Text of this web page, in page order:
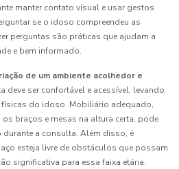
manter contato visual e usar gestos
se o idoso compreendeu as
perguntas são práticas que ajudam a
e bem informado.
de um ambiente acolhedor e
deve ser confortável e acessível, levando
do idoso. Mobiliário adequado,
braços e mesas na altura certa, pode
a consulta. Além disso, é
esteja livre de obstáculos que possam
significativa para essa faixa etária.